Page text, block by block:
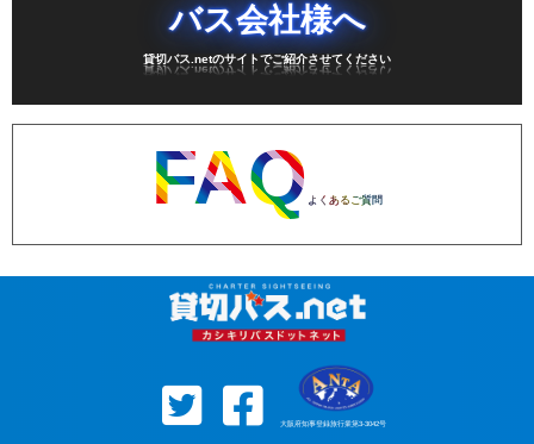
バス会社様へ
貸切バス.netのサイトでご紹介させてください
FAQ よくあるご質問
大阪府知事登録旅行業第3-3042号